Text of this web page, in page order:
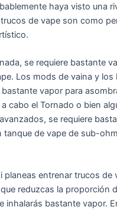
haya visto una
de vape son como
se requiere bastante
Los mods de vaina y los
vapor para
a cabo el Tornado o bien
se requiere
tanque de vape de sub-
planeas entrenar trucos de
reduzcas la proporción
inhalarás bastante vapor.